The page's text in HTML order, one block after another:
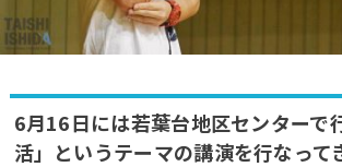
6月16日には若葉台地区センターで
活」というテーマの講演を行なって